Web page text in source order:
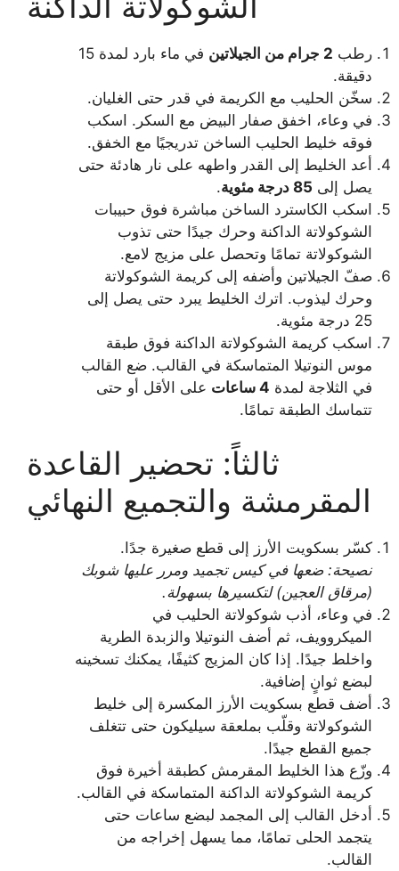
رطب 2 جرام من الجيلاتين
في ماء بارد لمدة 15
دقيقة.
سخّن الحليب مع الكريمة في قدر حتى الغليان.
في وعاء، اخفق صفار البيض مع السكر. اسكب
فوقه خليط الحليب الساخن تدريجيًا مع الخفق.
أعد الخليط إلى القدر واطهه على نار هادئة حتى
يصل إلى 85 درجة مئوية
.
اسكب الكاسترد الساخن مباشرة فوق حبيبات
الشوكولاتة الداكنة وحرك جيدًا حتى تذوب
الشوكولاتة تمامًا وتحصل على مزيج لامع.
صفّ الجيلاتين وأضفه إلى كريمة الشوكولاتة
وحرك ليذوب. اترك الخليط يبرد حتى يصل إلى
25 درجة مئوية.
اسكب كريمة الشوكولاتة الداكنة فوق طبقة
موس النوتيلا المتماسكة في القالب. ضع القالب
في الثلاجة لمدة 4 ساعات
على الأقل أو حتى
تتماسك الطبقة تمامًا.
ثالثاً: تحضير القاعدة
المقرمشة والتجميع النهائي
كسّر بسكويت الأرز إلى قطع صغيرة جدًا.
نصيحة: ضعها في كيس تجميد ومرر عليها شوبك
(مرقاق العجين) لتكسيرها بسهولة.
في وعاء، أذب شوكولاتة الحليب في
الميكروويف، ثم أضف النوتيلا والزبدة الطرية
واخلط جيدًا. إذا كان المزيج كثيفًا، يمكنك تسخينه
لبضع ثوانٍ إضافية.
أضف قطع بسكويت الأرز المكسرة إلى خليط
الشوكولاتة وقلّب بملعقة سيليكون حتى تتغلف
جميع القطع جيدًا.
وزّع هذا الخليط المقرمش كطبقة أخيرة فوق
كريمة الشوكولاتة الداكنة المتماسكة في القالب.
أدخل القالب إلى المجمد لبضع ساعات حتى
يتجمد الحلى تمامًا، مما يسهل إخراجه من
القالب.